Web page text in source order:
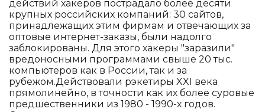
действий хакеров пострадало более десяти
крупных российских компаний: 30 сайтов,
принадлежащих этим фирмам и отвечающих за
оптовые интернет-заказы, были надолго
заблокированы. Для этого хакеры "заразили"
вредоносными программами свыше 20 тыс.
компьютеров как в России, так и за
рубежом.Действовали рэкетиры XXI века
прямолинейно, в точности как их более суровые
предшественники из 1980 - 1990-х годов.